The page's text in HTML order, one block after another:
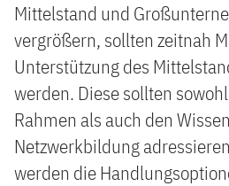
Mittelstand und
vergrößern, sollten zeitnah
Unterstützung des
werden. Diese sollten
Rahmen als auch den
Netzwerkbildung
werden die